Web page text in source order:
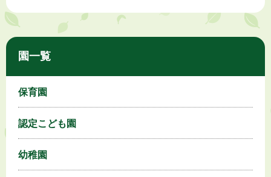
園一覧
保育園
認定こども園
幼稚園